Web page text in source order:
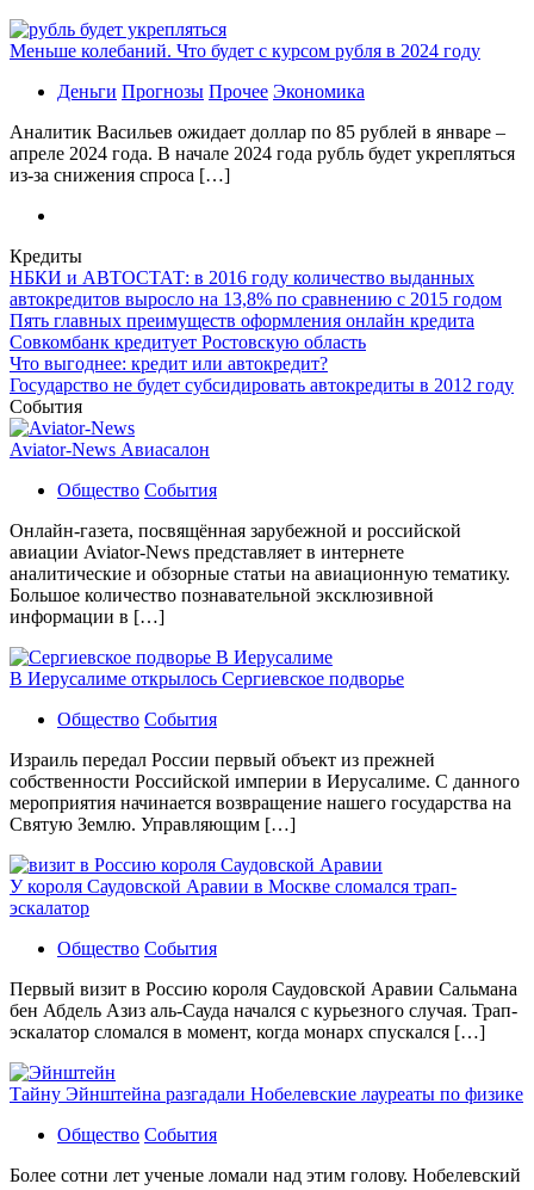
Меньше колебаний. Что будет с курсом рубля в 2024 году
Деньги Прогнозы Прочее Экономика
Аналитик Васильев ожидает доллар по 85 рублей в январе –
апреле 2024 года. В начале 2024 года рубль будет укрепляться
из-за снижения спроса […]
Кредиты
НБКИ и АВТОСТАТ: в 2016 году количество выданных
автокредитов выросло на 13,8% по сравнению с 2015 годом
Пять главных преимуществ оформления онлайн кредита
Совкомбанк кредитует Ростовскую область
Что выгоднее: кредит или автокредит?
Государство не будет субсидировать автокредиты в 2012 году
События
Aviator-News Авиасалон
Общество События
Онлайн-газета, посвящённая зарубежной и российской
авиации Aviator-News представляет в интернете
аналитические и обзорные статьи на авиационную тематику.
Большое количество познавательной эксклюзивной
информации в […]
В Иерусалиме открылось Сергиевское подворье
Общество События
Израиль передал России первый объект из прежней
собственности Российской империи в Иерусалиме. С данного
мероприятия начинается возвращение нашего государства на
Святую Землю. Управляющим […]
У короля Саудовской Аравии в Москве сломался трап-
эскалатор
Общество События
Первый визит в Россию короля Саудовской Аравии Сальмана
бен Абдель Азиз аль-Сауда начался с курьезного случая. Трап-
эскалатор сломался в момент, когда монарх спускался […]
Тайну Эйнштейна разгадали Нобелевские лауреаты по физике
Общество События
Более сотни лет ученые ломали над этим голову. Нобелевский